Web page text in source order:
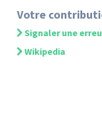
Votre
Signaler une
Wikipedia